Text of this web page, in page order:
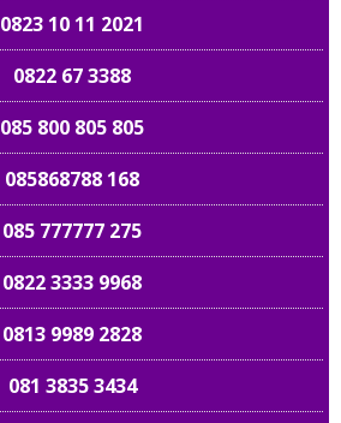
0823 10 11 2021
0822 67 3388
085 800 805 805
085868788 168
085 777777 275
0822 3333 9968
0813 9989 2828
081 3835 3434